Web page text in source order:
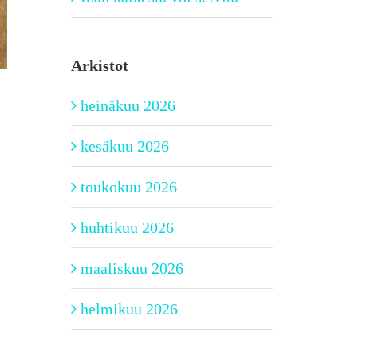
Arkistot
heinäkuu 2026
kesäkuu 2026
toukokuu 2026
huhtikuu 2026
maaliskuu 2026
helmikuu 2026